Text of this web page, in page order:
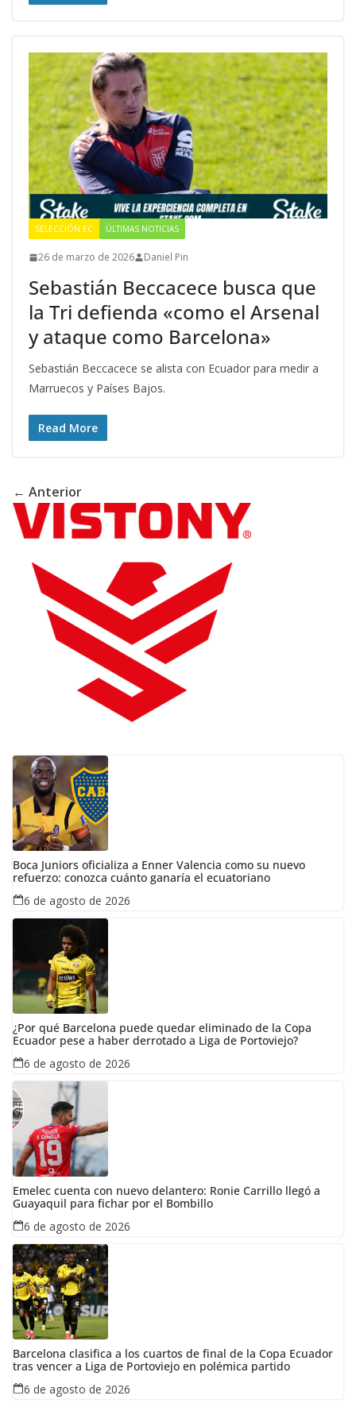
SELECCIÓN EC ÚLTIMAS NOTICIAS
26 de marzo de 2026 Daniel Pin
Sebastián Beccacece busca que
la Tri defienda «como el Arsenal
y ataque como Barcelona»
Sebastián Beccacece se alista con Ecuador para medir a
Marruecos y Países Bajos.
Read More
← Anterior
Boca Juniors oficializa a Enner Valencia como su nuevo
refuerzo: conozca cuánto ganaría el ecuatoriano
6 de agosto de 2026
¿Por qué Barcelona puede quedar eliminado de la Copa
Ecuador pese a haber derrotado a Liga de Portoviejo?
6 de agosto de 2026
Emelec cuenta con nuevo delantero: Ronie Carrillo llegó a
Guayaquil para fichar por el Bombillo
6 de agosto de 2026
Barcelona clasifica a los cuartos de final de la Copa Ecuador
tras vencer a Liga de Portoviejo en polémica partido
6 de agosto de 2026